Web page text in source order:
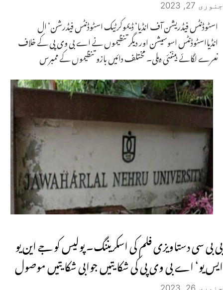
جنوری 27, 2023
اسٹوڈنٹس فیڈریشن آف انڈیا‘ ڈیموکرٹیک اسٹوڈنٹس فیڈرشن‘ ال
انڈیااسٹوڈنٹس اسوسیشن اور دیگر تنظیموں نے اے بی وی پی کے خلاف
نعرے لگائے ہیںنئی دہلی۔ مختلف دائیں بازو تنظیموں کے ممبرس
بی بی سی دستاویزی فلم کی اسکریننگ۔ پولیس کو جے این یو
ایس یو‘ اے بی وی پی کی شکایتیں جوابی شکایتیں موصول
جنوری 26, 2023